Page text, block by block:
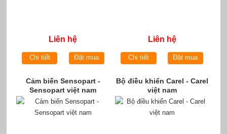
Liên hệ
Chi tiết Đặt mua
Liên hệ
Chi tiết Đặt mua
Cảm biến Sensopart -
Sensopart việt nam
Bộ điều khiển Carel - Carel
việt nam